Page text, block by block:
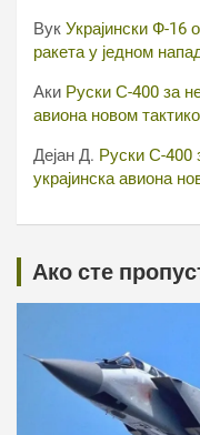
Вук Украјински Ф-16
ракета у једном
Аки Руски С-400 за
авиона новом
Дејан Д. Руски С-400
украјинска авиона
Ако сте